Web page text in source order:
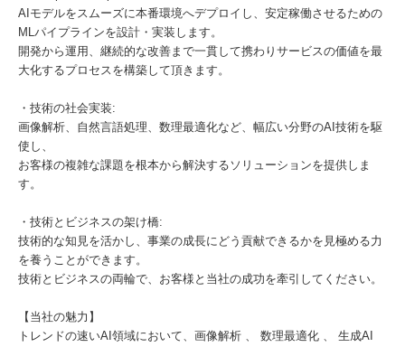
AIモデルをスムーズに本番環境へデプロイし、安定稼働させるための
MLパイプラインを設計・実装します。
開発から運用、継続的な改善まで一貫して携わりサービスの価値を最
大化するプロセスを構築して頂きます。
・技術の社会実装:
画像解析、自然言語処理、数理最適化など、幅広い分野のAI技術を駆
使し、
お客様の複雑な課題を根本から解決するソリューションを提供しま
す。
・技術とビジネスの架け橋:
技術的な知見を活かし、事業の成長にどう貢献できるかを見極める力
を養うことができます。
技術とビジネスの両輪で、お客様と当社の成功を牽引してください。
【当社の魅力】
トレンドの速いAI領域において、画像解析 、 数理最適化 、 生成AI